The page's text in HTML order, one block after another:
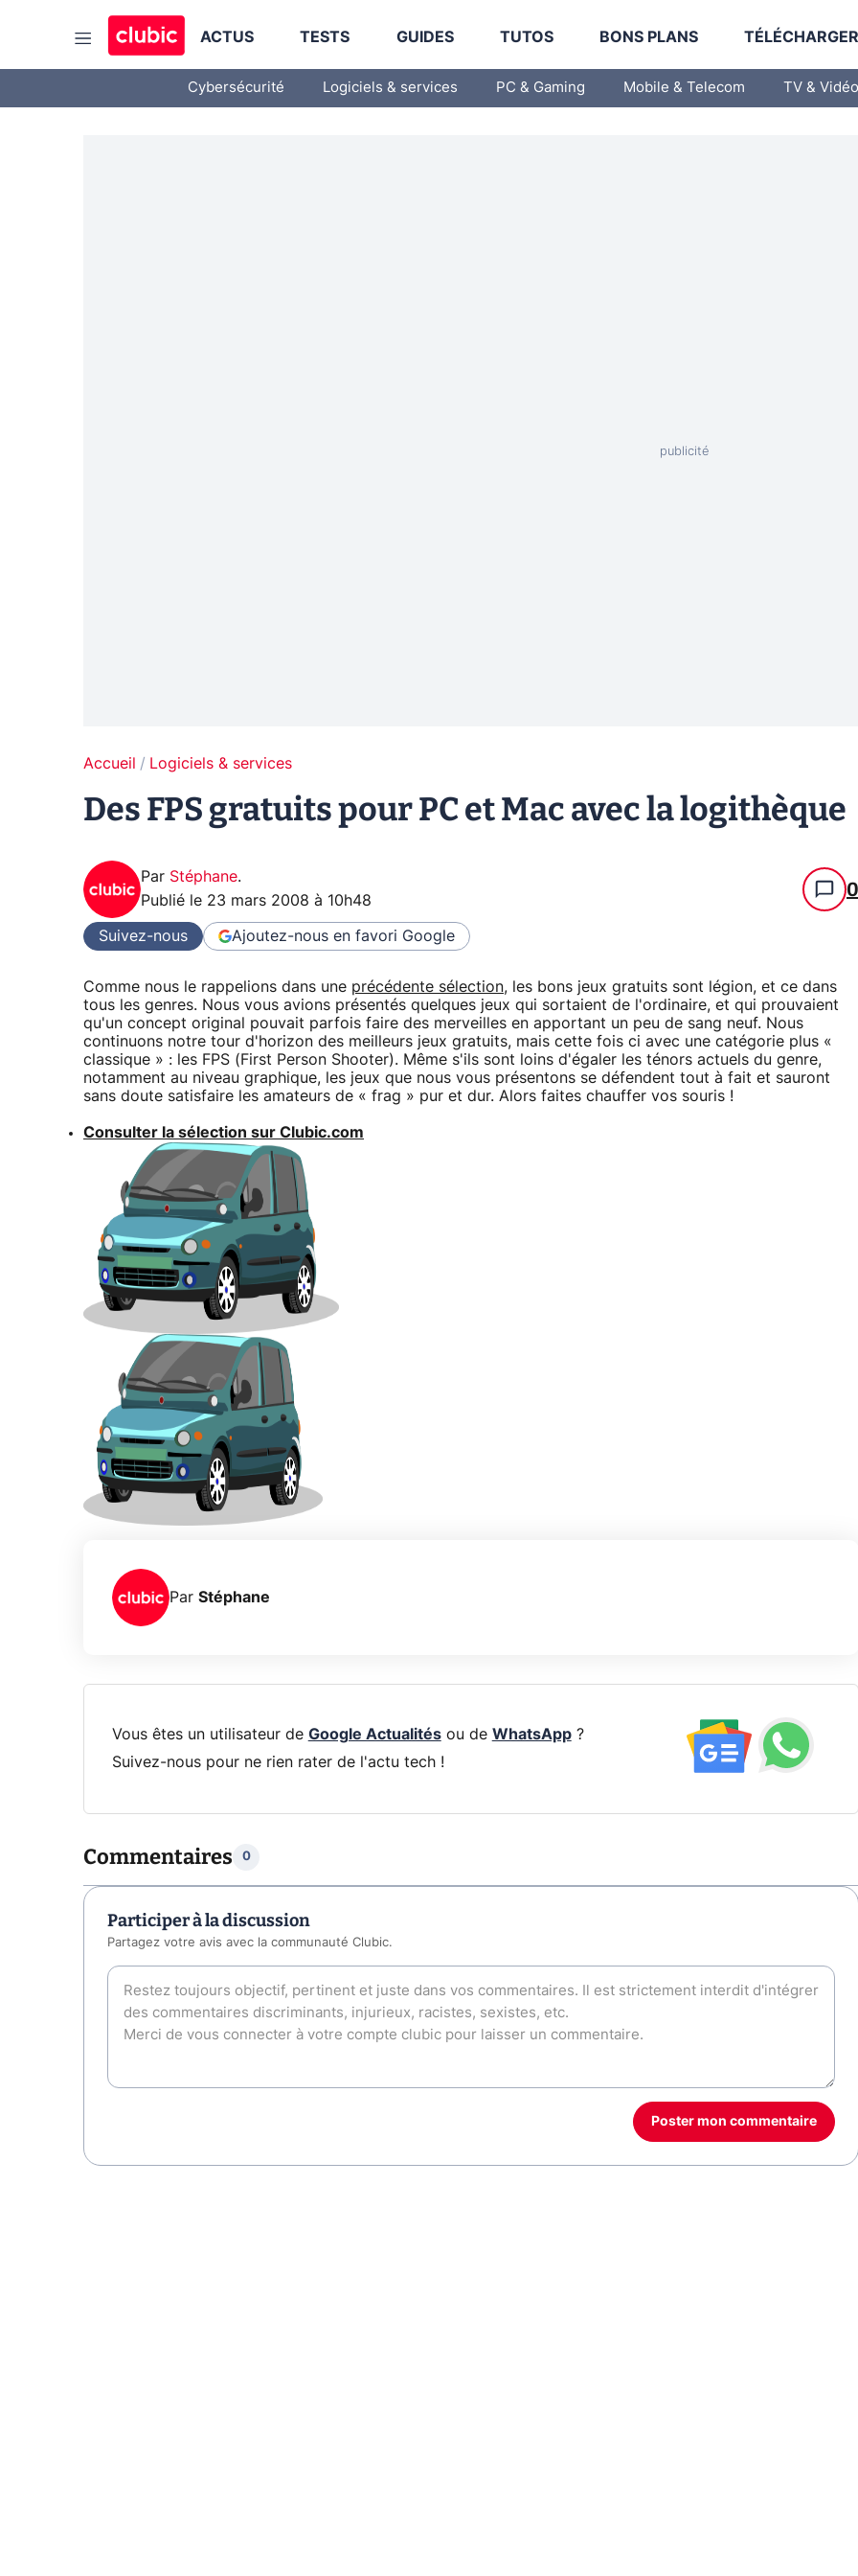
ACTUS TESTS GUIDES TUTOS BONS PLANS
Cybersécurité Logiciels & services PC & Gaming Mobile & Telecom TV & Vidéo
Accueil Logiciels & services
Des FPS gratuits pour PC et Mac avec la logithèque
Par Stéphane.
Publié le 23 mars 2008 à 10h48 0
Suivez-nous Ajoutez-nous en favori Google
Comme nous le rappelions dans une précédente sélection, les bons jeux gratuits sont légion, et ce dans
tous les genres. Nous vous avions présentés quelques jeux qui sortaient de l'ordinaire, et qui prouvaient
qu'un concept original pouvait parfois faire des merveilles en apportant un peu de sang neuf. Nous
continuons notre tour d'horizon des meilleurs jeux gratuits, mais cette fois ci avec une catégorie plus «
classique » : les FPS (First Person Shooter). Même s'ils sont loins d'égaler les ténors actuels du genre,
notamment au niveau graphique, les jeux que nous vous présentons se défendent tout à fait et sauront
sans doute satisfaire les amateurs de « frag » pur et dur. Alors faites chauffer vos souris !
Consulter la sélection sur Clubic.com
Par Stéphane
Vous êtes un utilisateur de Google Actualitésou de WhatsApp?
Suivez-nous pour ne rien rater de l'actu tech !
Commentaires 0
Participer à la discussion
Partagez votre avis avec la communauté Clubic.
Poster mon commentaire